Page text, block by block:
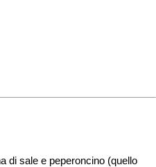
di sale e peperoncino (quello